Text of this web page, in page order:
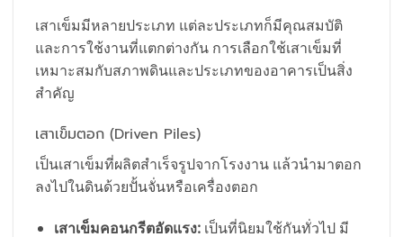
เสาเข็มมีหลายประเภท แต่ละประเภทก็มีคุณสมบัติ
และการใช้งานที่แตกต่างกัน การเลือกใช้เสาเข็มที่
เหมาะสมกับสภาพดินและประเภทของอาคารเป็นสิ่ง
สำคัญ
เสาเข็มตอก (Driven Piles)
เป็นเสาเข็มที่ผลิตสำเร็จรูปจากโรงงาน แล้วนำมาตอก
ลงไปในดินด้วยปั้นจั่นหรือเครื่องตอก
เสาเข็มคอนกรีตอัดแรง:เป็นที่นิยมใช้กันทั่วไป มี